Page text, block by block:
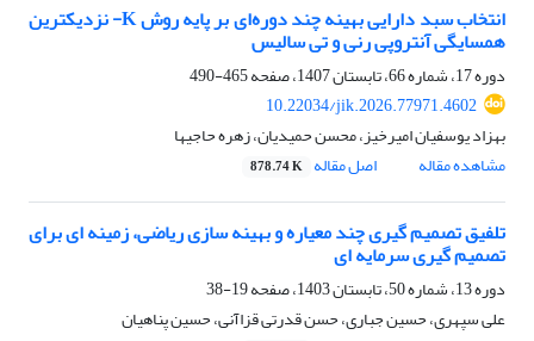
انتخاب سبد دارایی بهینه چند دوره‌ای بر پایه روش K- نزدیکترین
همسایگی آنتروپی رنی و تی سالیس
دوره 17، شماره 66، تابستان 1407، صفحه
465-490
10.22034/jik.2026.77971.4602
بهزاد یوسفیان امیرخیز، محسن حمیدیان، زهره حاجیها
مشاهده مقاله
اصل مقاله 878.74 K
تلفیق تصمیم گیری چند معیاره و بهینه سازی ریاضی، زمینه ای برای
تصمیم گیری سرمایه ای
دوره 13، شماره 50، تابستان 1403، صفحه
19-38
علی سپهری، حسین جباری، حسن قدرتی قزاآنی، حسین پناهیان